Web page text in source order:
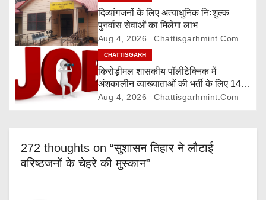
i
o
n
दिव्यांगजनों के लिए अत्याधुनिक निःशुल्क
पुनर्वास सेवाओं का मिलेगा लाभ
Aug 4, 2026 Chattisgarhmint.com
CHATTISGARH
किरोड़ीमल शासकीय पॉलीटेक्निक में
अंशकालीन व्याख्याताओं की भर्ती के लिए 14
अगस्त तक आवेदन आमंत्रित
Aug 4, 2026 Chattisgarhmint.com
272 thoughts on “सुशासन तिहार ने लौटाई
वरिष्ठजनों के चेहरे की मुस्कान”